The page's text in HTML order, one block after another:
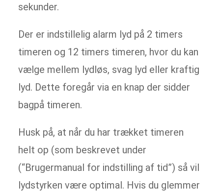
sekunder.
Der er indstillelig alarm lyd på 2 timers
timeren og 12 timers timeren, hvor du kan
vælge mellem lydløs, svag lyd eller kraftig
lyd. Dette foregår via en knap der sidder
bagpå timeren.
Husk på, at når du har trækket timeren
helt op (som beskrevet under
(“Brugermanual for indstilling af tid”) så vil
lydstyrken være optimal. Hvis du glemmer